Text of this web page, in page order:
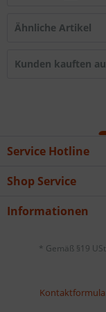
Ähnliche Artikel
Kunden kauften
Service Hotline
Shop Service
Informationen
* Gemäß §19